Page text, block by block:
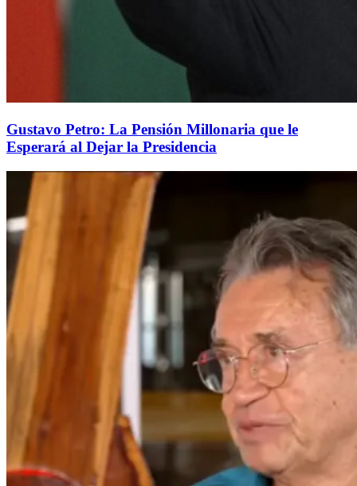
Gustavo Petro: La Pensión Millonaria que le
Esperará al Dejar la Presidencia